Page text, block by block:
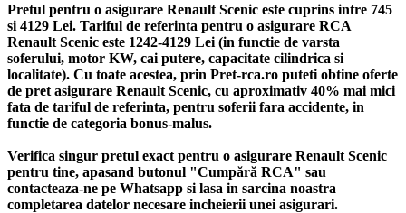
Pretul pentru o asigurare Renault Scenic este cuprins intre 745
si 4129 Lei. Tariful de referinta pentru o asigurare RCA
Renault Scenic este 1242-4129 Lei (in functie de varsta
soferului, motor KW, cai putere, capacitate cilindrica si
localitate). Cu toate acestea, prin Pret-rca.ro puteti obtine oferte
de pret asigurare Renault Scenic, cu aproximativ 40% mai mici
fata de tariful de referinta, pentru soferii fara accidente, in
functie de categoria bonus-malus.
Verifica singur pretul exact pentru o asigurare Renault Scenic
pentru tine, apasand butonul "Cumpără RCA" sau
contacteaza-ne pe Whatsapp si lasa in sarcina noastra
completarea datelor necesare incheierii unei asigurari.